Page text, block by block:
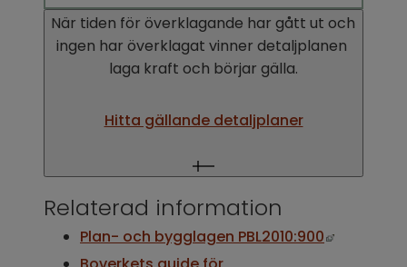
När tiden för överklagande har gått ut och
ingen har överklagat vinner detaljplanen
laga kraft och börjar gälla.
Hitta gällande detaljplaner
Relaterad information
Plan- och bygglagen PBL2010:900 Länk till